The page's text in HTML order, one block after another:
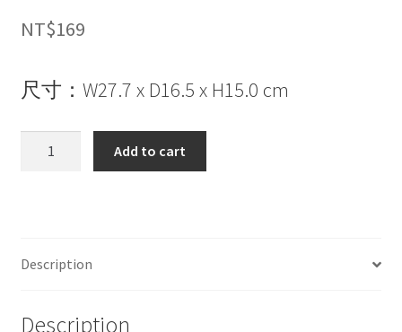
NT$169
尺寸：W27.7 x D16.5 x H15.0 cm
納
Add to cart
Description
Description